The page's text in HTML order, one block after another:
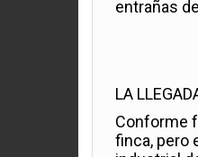
entrañas
LA
Conforme
finca, pero